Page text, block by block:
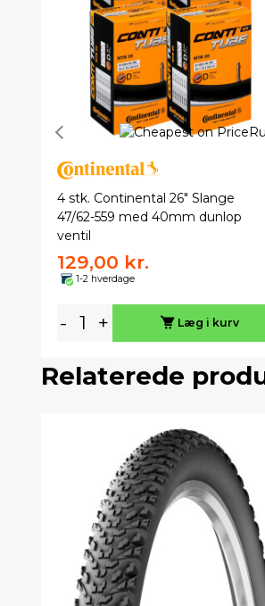
4 stk. Continental 26" Slange
47/62-559 med 40mm dunlop
ventil
129,00 kr.
1-2 hverdage
- + Læg i kurv
Relaterede